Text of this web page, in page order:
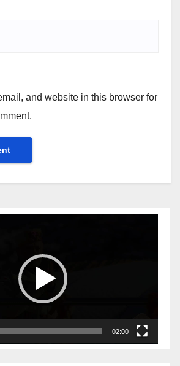
and website in this browser for
02:00